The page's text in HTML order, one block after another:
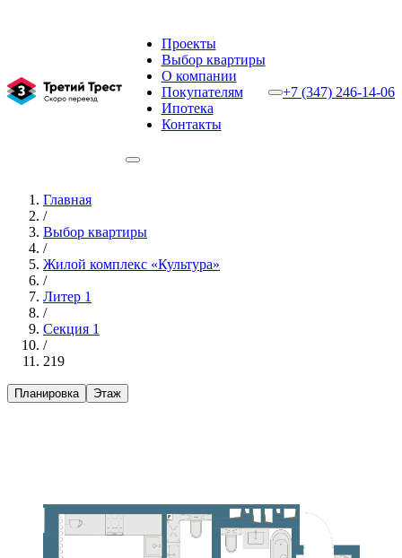
Проекты
Выбор квартиры
О компании
Покупателям
Ипотека
Контакты
+7 (347) 246-14-06
Главная
/
Выбор квартиры
/
Жилой комплекс «Культура»
/
Литер 1
/
Секция 1
/
219
Планировка Этаж